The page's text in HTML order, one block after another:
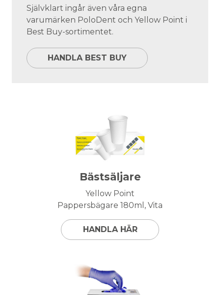
Självklart ingår även våra egna
varumärken PoloDent och Yellow Point i
Best Buy-sortimentet.
HANDLA BEST BUY
Bästsäljare
Yellow Point
Pappersbägare 180ml, Vita
HANDLA HÄR